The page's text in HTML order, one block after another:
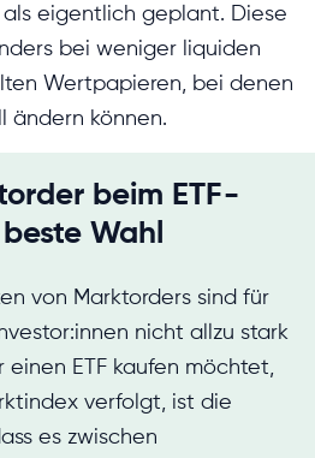
eigentlich geplant. Diese
bei weniger liquiden
Wertpapieren, bei denen
ändern können.
beim ETF-
Wahl
von Marktorders sind für
nicht allzu stark
ETF kaufen möchtet,
verfolgt, ist die
es zwischen